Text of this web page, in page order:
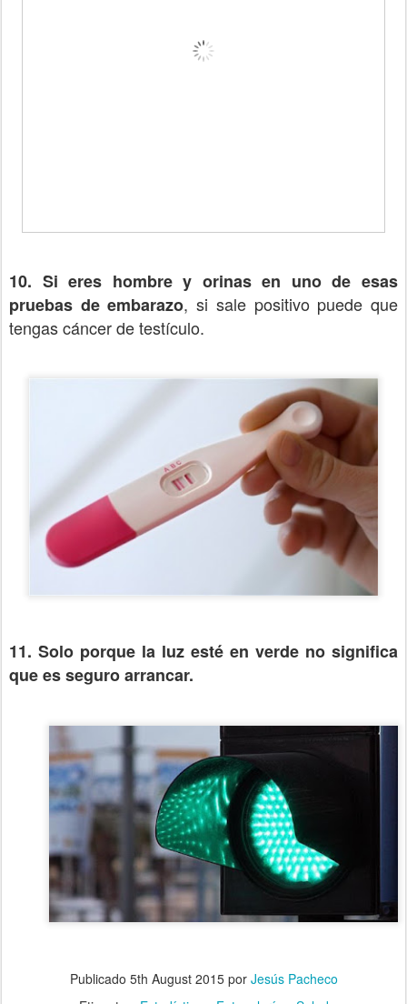
10. Si eres hombre y orinas en uno de esas
pruebas de embarazo, si sale positivo puede que
tengas cáncer de testículo.
11. Solo porque la luz esté en verde no significa
que es seguro arrancar.
Publicado 5th August 2015por Jesús Pacheco